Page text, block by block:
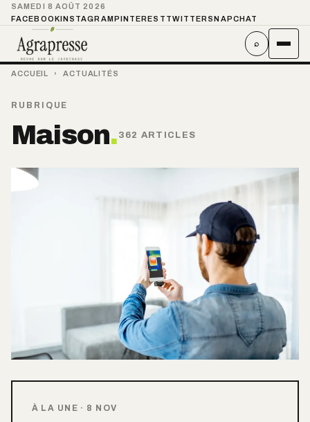
SAMEDI 8 AOÛT 2026
FACEBOOKINSTAGRAMPINTEREST TWITTER SNAPCHAT
⌕
ACCUEIL › ACTUALITÉS
RUBRIQUE
Maison. 362 ARTICLES
À LA UNE · 8 NOV